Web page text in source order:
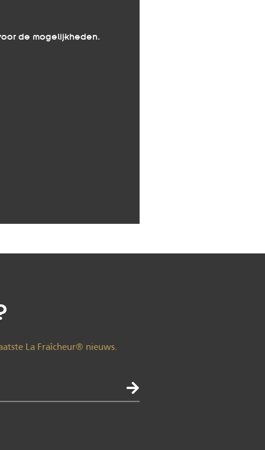
de mogelijkheden.
La Fraîcheur® nieuws.